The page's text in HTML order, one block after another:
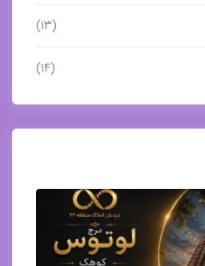
(۱۳)
(۱۴)